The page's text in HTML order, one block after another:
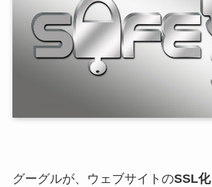
グーグルが、ウェブサイトのSSL化